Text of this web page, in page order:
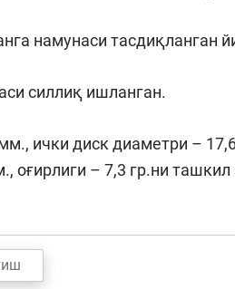
намунаси тасдиқланган
силлиқ ишланган.
ички диск диаметри –
оғирлиги – 7,3 гр.ни ташкил